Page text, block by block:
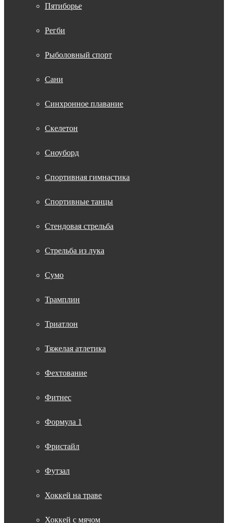
Пятиборье
Регби
Рыболовный спорт
Сани
Синхронное плавание
Скелетон
Сноуборд
Спортивная гимнастика
Спортивные танцы
Стендовая стрельба
Стрельба из лука
Сумо
Трамплин
Триатлон
Тяжелая атлетика
Фехтование
Фитнес
Формула 1
Фристайл
Футзал
Хоккей на траве
Хоккей с мячом